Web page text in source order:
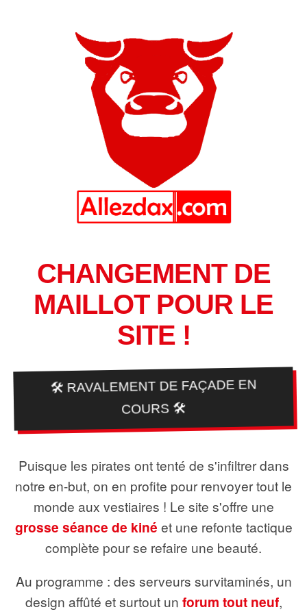
CHANGEMENT DE
MAILLOT POUR LE
SITE !
🛠️ RAVALEMENT DE FAÇADE EN
COURS 🛠️
Puisque les pirates ont tenté de s'infiltrer dans
notre en-but, on en profite pour renvoyer tout le
monde aux vestiaires ! Le site s'offre une
grosse séance de kiné et une refonte tactique
complète pour se refaire une beauté.
Au programme : des serveurs survitaminés, un
design affûté et surtout un forum tout neuf,